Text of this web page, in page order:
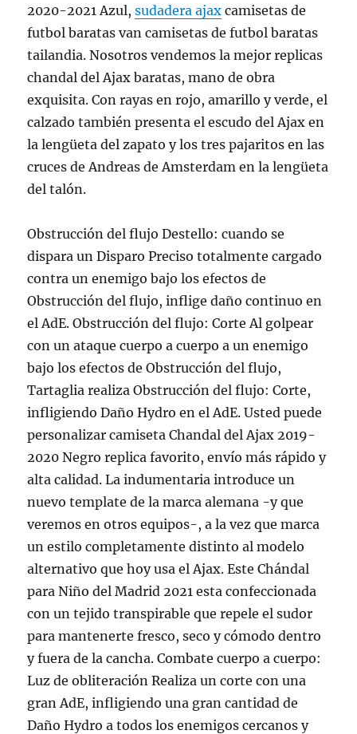
2020-2021 Azul,sudadera ajax camisetas de
futbol baratas van camisetas de futbol baratas
tailandia. Nosotros vendemos la mejor replicas
chandal del Ajax baratas, mano de obra
exquisita. Con rayas en rojo, amarillo y verde, el
calzado también presenta el escudo del Ajax en
la lengüeta del zapato y los tres pajaritos en las
cruces de Andreas de Amsterdam en la lengüeta
del talón.
Obstrucción del flujo Destello: cuando se
dispara un Disparo Preciso totalmente cargado
contra un enemigo bajo los efectos de
Obstrucción del flujo, inflige daño continuo en
el AdE. Obstrucción del flujo: Corte Al golpear
con un ataque cuerpo a cuerpo a un enemigo
bajo los efectos de Obstrucción del flujo,
Tartaglia realiza Obstrucción del flujo: Corte,
infligiendo Daño Hydro en el AdE. Usted puede
personalizar camiseta Chandal del Ajax 2019-
2020 Negro replica favorito, envío más rápido y
alta calidad. La indumentaria introduce un
nuevo template de la marca alemana -y que
veremos en otros equipos-, a la vez que marca
un estilo completamente distinto al modelo
alternativo que hoy usa el Ajax. Este Chándal
para Niño del Madrid 2021 esta confeccionada
con un tejido transpirable que repele el sudor
para mantenerte fresco, seco y cómodo dentro
y fuera de la cancha. Combate cuerpo a cuerpo:
Luz de obliteración Realiza un corte con una
gran AdE, infligiendo una gran cantidad de
Daño Hydro a todos los enemigos cercanos y